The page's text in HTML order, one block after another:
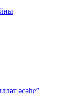
әсәһе”